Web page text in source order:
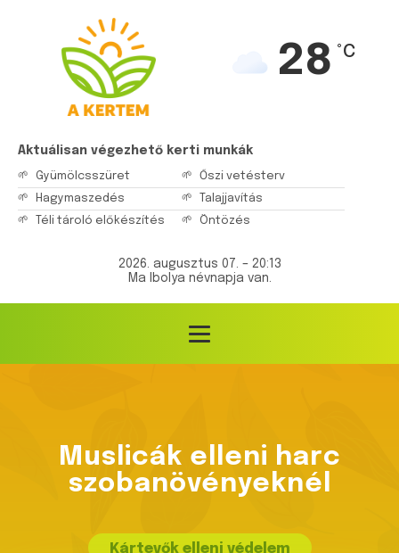
Aktuálisan végezhető kerti munkák
Gyümölcsszüret
Hagymaszedés
Téli tároló előkészítés
Őszi vetésterv
Talajjavítás
Öntözés
2026. augusztus 07. – 20:13
Ma Ibolya névnapja van.
28 °C
Muslicák elleni harc
szobanövényeknél
Kártevők elleni védelem